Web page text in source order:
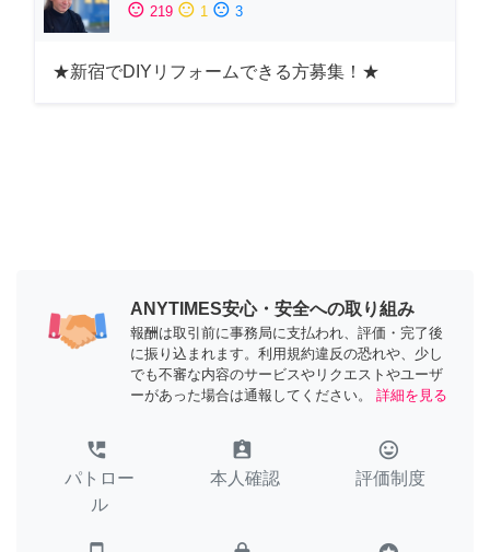
sentiment_satisfied 219 sentiment_neutral 1 sentiment_dissatisfied 3
★新宿でDIYリフォームできる方募集！★
ANYTIMES安心・安全への取り組み
報酬は取引前に事務局に支払われ、評価・完了後
に振り込まれます。利用規約違反の恐れや、少し
でも不審な内容のサービスやリクエストやユーザ
ーがあった場合は通報してください。
詳細を見る
perm_phone_msg
パトロー
ル
assignment_ind
本人確認
tag_faces
評価制度